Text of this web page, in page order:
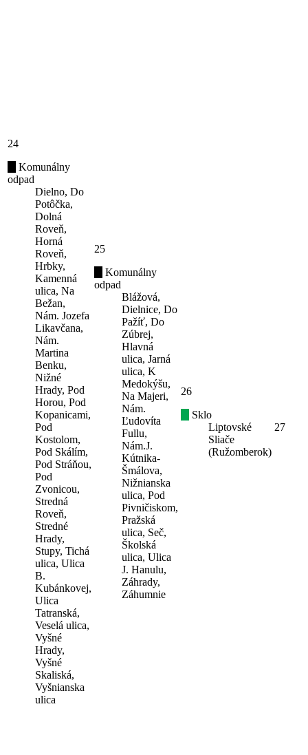
24
Komunálny
odpad
Dielno, Do
Potôčka,
Dolná
Roveň,
Horná
Roveň,
Hrbky,
Kamenná
ulica, Na
Bežan,
Nám. Jozefa
Likavčana,
Nám.
Martina
Benku,
Nižné
Hrady, Pod
Horou, Pod
Kopanicami,
Pod
Kostolom,
Pod Skálím,
Pod Stráňou,
Pod
Zvonicou,
Stredná
Roveň,
Stredné
Hrady,
Stupy, Tichá
ulica, Ulica
B.
Kubánkovej,
Ulica
Tatranská,
Veselá ulica,
Vyšné
Hrady,
Vyšné
Skaliská,
Vyšnianska
ulica
25
Komunálny
odpad
Blážová,
Dielnice, Do
Pažíť, Do
Zúbrej,
Hlavná
ulica, Jarná
ulica, K
Medokýšu,
Na Majeri,
Nám.
Ľudovíta
Fullu,
Nám.J.
Kútnika-
Šmálova,
Nižnianska
ulica, Pod
Pivničiskom,
Pražská
ulica, Seč,
Školská
ulica, Ulica
J. Hanulu,
Záhrady,
Záhumnie
26
Sklo
Liptovské
Sliače
(Ružomberok)
27